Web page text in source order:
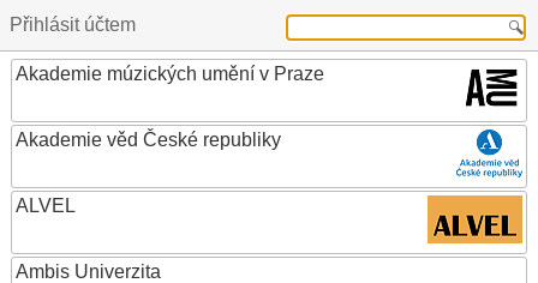
Přihlásit účtem
Akademie múzických umění v Praze
Akademie věd České republiky
ALVEL
Ambis Univerzita